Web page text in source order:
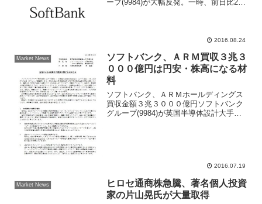
ープ(9984)が大幅反発。一時、前日比279
2016.08.24
Market News
ソフトバンク、ＡＲＭ買収３兆３
０００億円は円安・株高になる材
料
ソフトバンク、ＡＲＭホールディングス
買収金額３兆３０００億円ソフトバンク
グループ(9984)が英国半導体設計大手の
2016.07.19
Market News
ヒロセ通商株急騰、著名個人投資
家の片山晃氏が大量取得